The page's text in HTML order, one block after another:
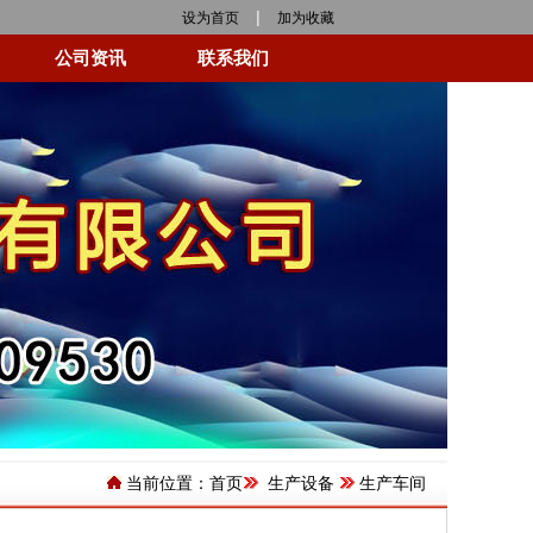
设为首页 | 加为收藏
公司资讯 联系我们
当前位置： 首页 生产设备 生产车间